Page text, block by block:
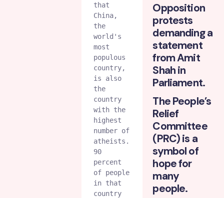
that
China,
the
world's
most
populous
country,
is also
the
country
with the
highest
number of
atheists.
90
percent
of people
in that
country
Opposition
protests
demanding a
statement
from Amit
Shah in
Parliament.
The People’s
Relief
Committee
(PRC) is a
symbol of
hope for
many
people.